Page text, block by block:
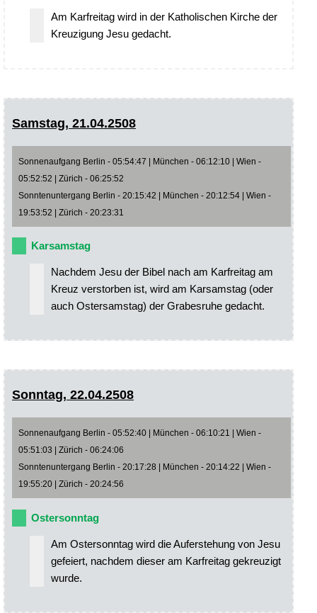
Am Karfreitag wird in der Katholischen Kirche der
Kreuzigung Jesu gedacht.
Samstag, 21.04.2508
Sonnenaufgang Berlin - 05:54:47 | München - 06:12:10 | Wien -
05:52:52 | Zürich - 06:25:52
Sonntenuntergang Berlin - 20:15:42 | München - 20:12:54 | Wien -
19:53:52 | Zürich - 20:23:31
Karsamstag
Nachdem Jesu der Bibel nach am Karfreitag am
Kreuz verstorben ist, wird am Karsamstag (oder
auch Ostersamstag) der Grabesruhe gedacht.
Sonntag, 22.04.2508
Sonnenaufgang Berlin - 05:52:40 | München - 06:10:21 | Wien -
05:51:03 | Zürich - 06:24:06
Sonntenuntergang Berlin - 20:17:28 | München - 20:14:22 | Wien -
19:55:20 | Zürich - 20:24:56
Ostersonntag
Am Ostersonntag wird die Auferstehung von Jesu
gefeiert, nachdem dieser am Karfreitag gekreuzigt
wurde.